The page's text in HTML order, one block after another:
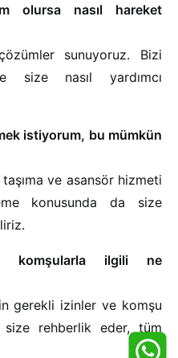
olursa nasıl hareket
sunuyoruz. Bizi
size nasıl yardımcı
istiyorum, bu mümkün
ve asansör hizmeti
konusunda da size
komşularla ilgili ne
gerekli izinler ve komşu
size rehberlik eder, tüm